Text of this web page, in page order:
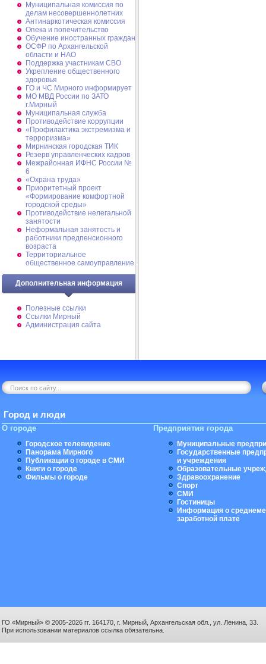
Муниципальная комиссия по
делам несовершеннолетних
Антинаркотическая комиссия
Опека и попечительство
Обучение иностранных граждан
ОСФР по Архангельской
области и НАО
Поддержка участникам СВО
Укрепление общественного
здоровья
ГО и ЧС Мирного информирует
МО МВД России по ЗАТО
г.Мирный
Муниципальная cлужба
Противодействие коррупции
«Профилактика экстремизма и
терроризма»
Мирнинская городская ТИК
Резерв управленческих кадров
Межрайонная ИФНС России №
6
«Охрана труда»
Приоритетный проект
«Формирование комфортной
городской среды»
Противодействие нелегальной
занятости
Неформальная занятость и
работники предпенсионного
возраста
Территориальное
общественное самоуправление
Дополнительная информация
Полезные ссылки
Ссылки Мирный
Администрация сайта
Город и люди
О городе
Городское телевидение
Панорама Мирного
Публикации о городе в СМИ
Книги о городе
Фильмы о городе
Предприятия города
Муниципальные
Государственные
и учреждения
Образовательные
Здравоохранение
Спорт
СМИ
Гостиницы
Информация о
заработной плате
ГО «Мирный» © 2005-2026 гг. 164170, г. Мирный, Архангельская обл., ул. Ленина, 33.
При использовании материалов ссылка обязательна.